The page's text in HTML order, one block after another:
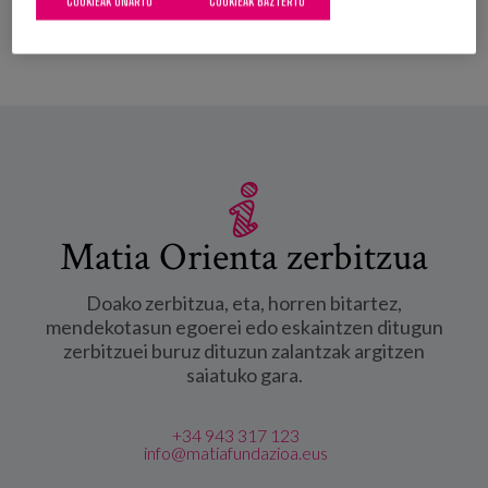
adinekoekin -ri buruz
Matia Orienta zerbitzua
Doako zerbitzua, eta, horren bitartez,
mendekotasun egoerei edo eskaintzen ditugun
zerbitzuei buruz dituzun zalantzak argitzen
saiatuko gara.
+34 943 317 123
info@matiafundazioa.eus